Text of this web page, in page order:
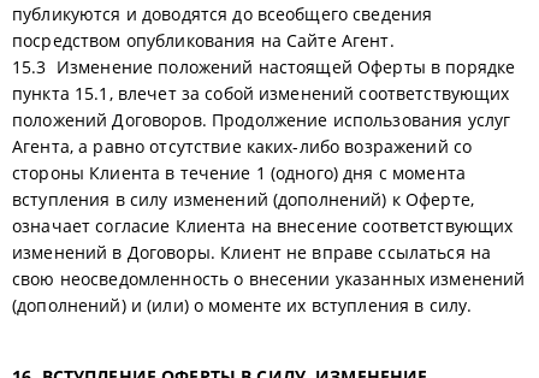
публикуются и доводятся до всеобщего сведения
посредством опубликования на Сайте Агент.
15.3 Изменение положений настоящей Оферты в порядке
пункта 15.1, влечет за собой изменений соответствующих
положений Договоров. Продолжение использования услуг
Агента, а равно отсутствие каких-либо возражений со
стороны Клиента в течение 1 (одного) дня с момента
вступления в силу изменений (дополнений) к Оферте,
означает согласие Клиента на внесение соответствующих
изменений в Договоры. Клиент не вправе ссылаться на
свою неосведомленность о внесении указанных изменений
(дополнений) и (или) о моменте их вступления в силу.